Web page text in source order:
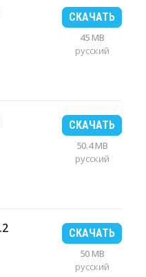
СКАЧАТЬ
45 MB
русский
СКАЧАТЬ
50.4 MB
русский
СКАЧАТЬ
50 MB
русский